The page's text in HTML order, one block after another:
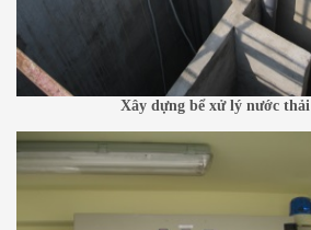
Xây dựng bể xử lý nước thải